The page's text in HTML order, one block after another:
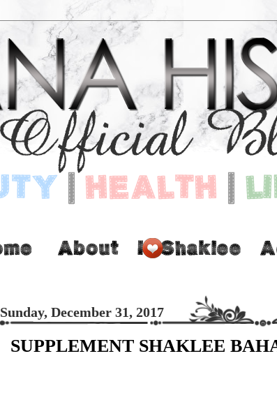
Sunday, December 31, 2017
SUPPLEMENT SHAKLEE